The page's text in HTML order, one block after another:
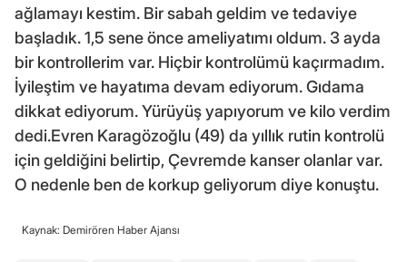
ağlamayı kestim. Bir sabah geldim ve tedaviye
başladık. 1,5 sene önce ameliyatımı oldum. 3 ayda
bir kontrollerim var. Hiçbir kontrolümü kaçırmadım.
İyileştim ve hayatıma devam ediyorum. Gıdama
dikkat ediyorum. Yürüyüş yapıyorum ve kilo verdim
dedi.Evren Karagözoğlu (49) da yıllık rutin kontrolü
için geldiğini belirtip, Çevremde kanser olanlar var.
O nedenle ben de korkup geliyorum diye konuştu.
Kaynak: Demirören Haber Ajansı